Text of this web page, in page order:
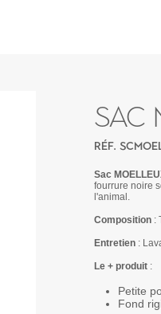
SAC
RÉF.
Sac
fourrure noire
l'animal.
Composition :
Entretien :
Le + produit :
Petite
Fond